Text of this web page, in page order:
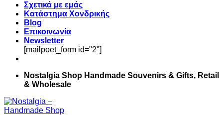
Σχετικά με εμάς
Κατάστημα Χονδρικής
Blog
Επικοινωνία
Newsletter
[mailpoet_form id="2"]
Nostalgia Shop Handmade Souvenirs & Gifts, Retail
& Wholesale